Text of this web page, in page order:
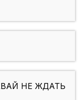
НЕ ЖДАТЬ